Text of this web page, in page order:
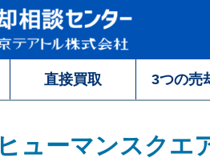
直接買取 3つの売
ヒューマンスクエ